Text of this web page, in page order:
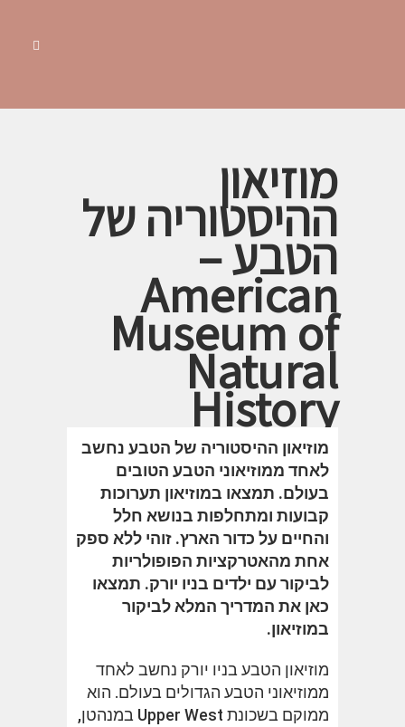
מוזיאון
ההיסטוריה של
הטבע –
American
Museum of
Natural
History
מוזיאון ההיסטוריה של הטבע נחשב
לאחד ממוזיאוני הטבע הטובים
בעולם. תמצאו במוזיאון תערוכות
קבועות ומתחלפות בנושא חלל
והחיים על כדור הארץ. זוהי ללא ספק
אחת מהאטרקציות הפופולריות
לביקור עם ילדים בניו יורק. תמצאו
כאן את המדריך המלא לביקור
במוזיאון.
מוזיאון הטבע בניו יורק נחשב לאחד
ממוזיאוני הטבע הגדולים בעולם. הוא
ממוקם בשכונת Upper West במנהטן,